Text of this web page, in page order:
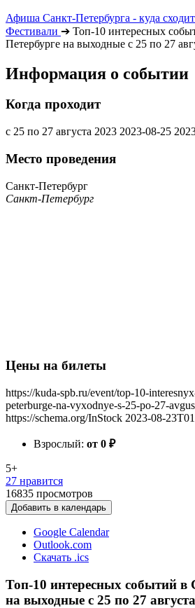
Афиша Санкт-Петербурга - куда
Фестивали ➔ Топ-10 интересных
Петербурге на выходные с 25 по 27
Информация о событии
Когда проходит
с 25 по 27 августа 2023 2023-08-25
Место проведения
Санкт-Петербург
Санкт-Петербург
Цены на билеты
https://kuda-spb.ru/event/top-10-
peterburge-na-vyxodnye-s-25-po-27-
https://schema.org/InStock 2023-08-
Взрослый: от 0 ₽
5+
27 нравится
16835 просмотров
Добавить в календарь
Google Calendar
Outlook.com
Скачать .ics
Топ-10 интересных событий в
на выходные с 25 по 27